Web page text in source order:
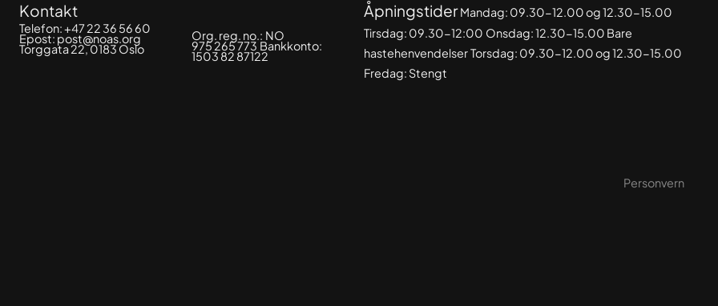
Kontakt
Telefon:+47 22 36 56 60
Epost: post@noas.org
Torggata 22, 0183 Oslo
Org. reg. no.: NO
975 265 773 Bankkonto:
1503 82 87122
Åpningstider Mandag: 09.30-12.00 og 12.30-15.00
Tirsdag: 09.30-12:00 Onsdag: 12.30-15.00 Bare
hastehenvendelserTorsdag: 09.30-12.00 og 12.30-15.00
Fredag: Stengt
Personvern